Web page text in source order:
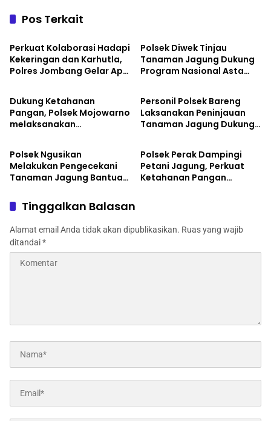
Pos Terkait
Aktivitas
Perkuat Kolaborasi Hadapi
Kekeringan dan Karhutla,
Polres Jombang Gelar Apel
Polsek Diwek Tinjau
Tanaman Jagung Dukung
Program Nasional Asta
Aktivitas
Dukung Ketahanan
Pangan, Polsek Mojowarno
melaksanakan
Aktivitas
Personil Polsek Bareng
Laksanakan Peninjauan
Tanaman Jagung Dukung
Aktivitas
Polsek Ngusikan
Melakukan Pengecekani
Tanaman Jagung Bantuan
Polres Jombang
Aktivitas
Polsek Perak Dampingi
Petani Jagung, Perkuat
Ketahanan Pangan
Tinggalkan Balasan
Alamat email Anda tidak akan dipublikasikan. Ruas yang wajib
ditandai*